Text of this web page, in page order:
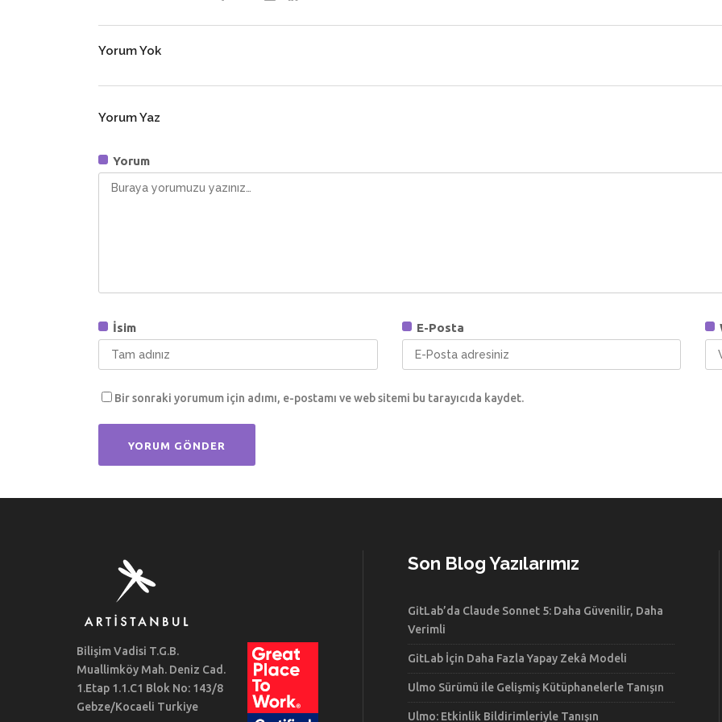
Yorum Yok
Yorum Yaz
Yorum
İsim E-Posta
Bir sonraki yorumum için adımı, e-postamı ve web sitemi bu tarayıcıda kaydet.
Bilişim Vadisi T.G.B.
Muallimköy Mah. Deniz Cad.
1.Etap 1.1.C1 Blok No: 143/8
Gebze/Kocaeli Turkiye
Son Blog Yazılarımız
GitLab’da Claude Sonnet 5: Daha Güvenilir, Daha
Verimli
GitLab İçin Daha Fazla Yapay Zekâ Modeli
Ulmo Sürümü ile Gelişmiş Kütüphanelerle Tanışın
Ulmo: Etkinlik Bildirimleriyle Tanışın